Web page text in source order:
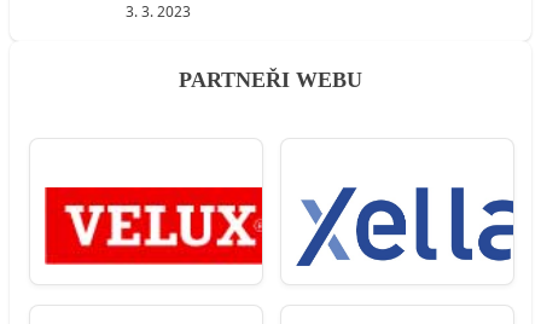
3. 3. 2023
PARTNEŘI WEBU